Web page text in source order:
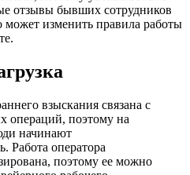
отзывы бывших сотрудников
может изменить правила работы
взыскания связана с
операций, поэтому на
начинают
Работа оператора
поэтому ее можно